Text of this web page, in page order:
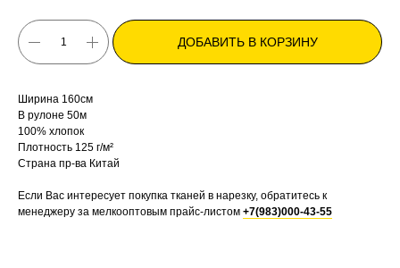
ДОБАВИТЬ В КОРЗИНУ
Ширина 160см
В рулоне 50м
100% хлопок
Плотность 125 г/м²
Страна пр-ва Китай
Если Вас интересует покупка тканей в нарезку, обратитесь к
менеджеру за мелкооптовым прайс-листом +7(983)000-43-55